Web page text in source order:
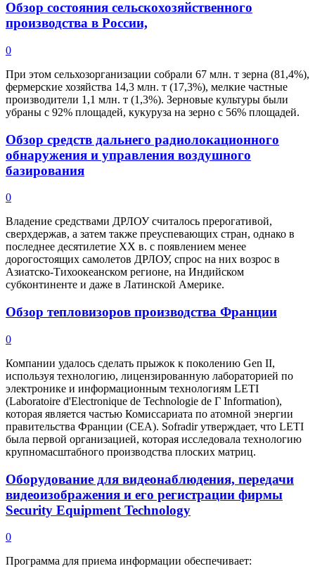
Обзор состояния сельскохозяйственного
производства в России,
0
При этом сельхозорганизации собрали 67 млн. т зерна (81,4%),
фермерские хозяйства 14,3 млн. т (17,3%), мелкие частные
производители 1,1 млн. т (1,3%). Зерновые культуры были
убраны с 92% площадей, кукуруза на зерно с 56% площадей.
Обзор средств дальнего радиолокационного
обнаружения и управления воздушного
базирования
0
Владение средствами ДРЛОУ считалось прерогативой,
сверхдержав, а затем также преуспевающих стран, однако в
последнее десятилетие XX в. с появлением менее
дорогостоящих самолетов ДРЛОУ, спрос на них возрос в
Азиатско-Тихоокеанском регионе, на Индийском
субконтиненте и даже в Латинской Америке.
Обзор тепловизоров производства Франции
0
Компании удалось сделать прыжок к поколению Gen II,
используя технологию, лицензированную лабораторией по
электронике и информационным технологиям LETI
(Laboratoire d'Electronique de Technologie de Г Information),
которая является частью Комиссариата по атомной энергии
правительства Франции (СЕА). Sofradir утверждает, что LETI
была первой организацией, которая исследовала технологию
крупномасштабного производства плоских матриц.
Оборудование для видеонаблюдения, передачи
видеоизображения и его регистрации фирмы
Security Equipment Technology
0
Программа для приема информации обеспечивает: